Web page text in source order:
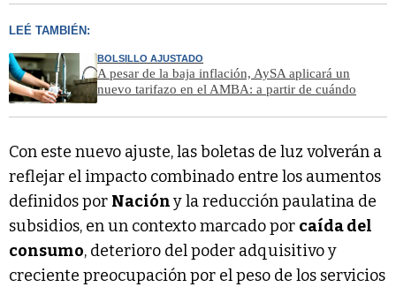
LEÉ TAMBIÉN:
BOLSILLO AJUSTADO
A pesar de la baja inflación, AySA aplicará un
nuevo tarifazo en el AMBA: a partir de cuándo
Con este nuevo ajuste, las boletas de luz volverán a
reflejar el impacto combinado entre los aumentos
definidos por Nacióny la reducción paulatina de
subsidios, en un contexto marcado por caída del
consumo, deterioro del poder adquisitivo y
creciente preocupación por el peso de los servicios